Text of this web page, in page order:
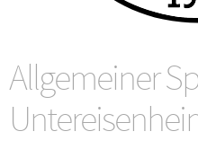
Allgemeiner